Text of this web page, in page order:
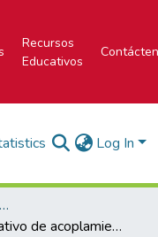
Recursos
Educativos
Log In
Portal de Revistas del Instituto Tecnológico de Costa Rica
El imperativo de acoplamiento entre sistema y mundo de la vida en Jürgen Habermas a propósito de su crítica a Talcott Parsons